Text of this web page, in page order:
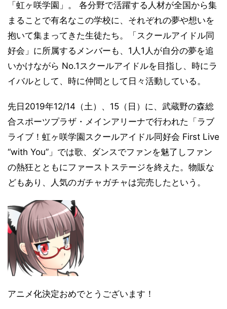
「虹ヶ咲学園」。 各分野で活躍する人材が全国から集
まることで有名なこの学校に、それぞれの夢や想いを
抱いて集まってきた生徒たち。「スクールアイドル同
好会」に所属するメンバーも、1人1人が自分の夢を追
いかけながら No.1スクールアイドルを目指し、時にラ
イバルとして、時に仲間として日々活動している。
先日2019年12/14（土）、15（日）に、武蔵野の森総
合スポーツプラザ・メインアリーナで行われた「ラブ
ライブ！虹ヶ咲学園スクールアイドル同好会 First Live
“with You”」では歌、ダンスでファンを魅了しファン
の熱狂とともにファーストステージを終えた。物販な
どもあり、人気のガチャガチャは完売したという。
アニメ化決定おめでとうございます！